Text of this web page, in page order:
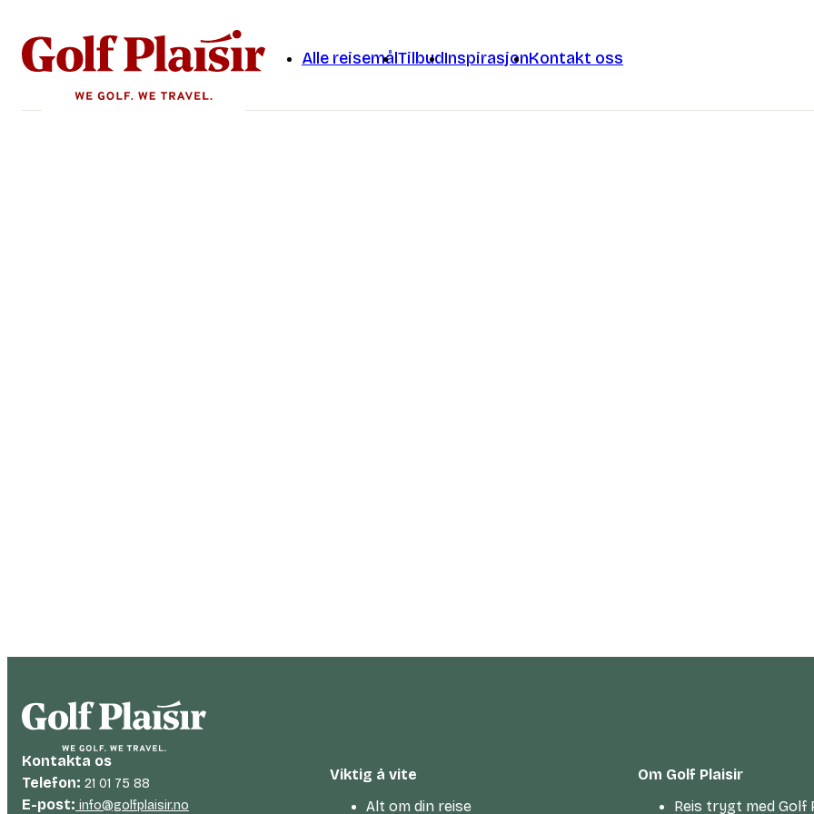
Alle reisemålTilbudInspirasjonKontakt oss
Kontakta os
Telefon: 21 01 75 88
E-post: info@golfplaisir.no
Viktig å vite
Alt om din reise
Om Golf Plaisir
Reis trygt med Golf